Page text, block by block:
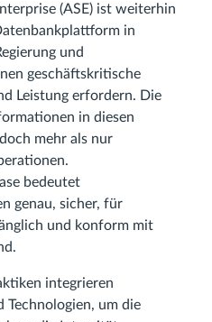
(ASE) ist weiterhin
in
und
geschäftskritische
Leistung erfordern. Die
in diesen
mehr als nur
bedeutet
genau, sicher, für
und konform mit
integrieren
Technologien, um die